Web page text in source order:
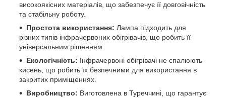
високоякісних матеріалів, що забезпечує її довговічність
та стабільну роботу.
Простота використання: Лампа підходить для
різних типів інфрачервоних обігрівачів, що робить її
універсальним рішенням.
Екологічність: Інфрачервоні обігрівачі не спалюють
кисень, що робить їх безпечними для використання в
закритих приміщеннях.
Виробництво: Виготовлена в Туреччині, що гарантує